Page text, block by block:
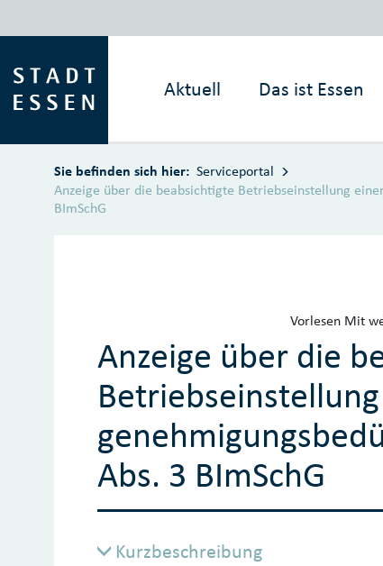
Aktuell Das ist Essen
Sie befinden sich hier: Serviceportal
Anzeige über die beabsichtigte Betriebseinstellung
BImSchG
Vorlesen Mit
Anzeige über die
Abs. 3 BImSchG
Kurzbeschreibung